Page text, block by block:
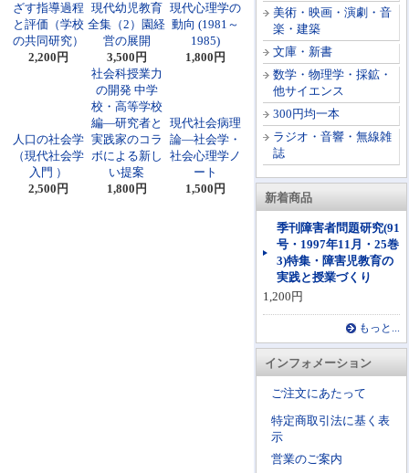
美術・映画・演劇・音
楽・建築
文庫・新書
数学・物理学・採鉱・
他サイエンス
300円均一本
ラジオ・音響・無線雑
誌
新着商品
季刊障害者問題研究(91
号・1997年11月・25巻
3)特集・障害児教育の
実践と授業づくり
1,200円
もっと...
インフォメーション
ご注文にあたって
特定商取引法に基く表
示
営業のご案内
ざす指導過程
と評価（学校
の共同研究）
2,200円
現代幼児教育
全集（2）園経
営の展開
3,500円
現代心理学の
動向 (1981～
1985)
1,800円
人口の社会学
（現代社会学
入門 ）
2,500円
社会科授業力
の開発 中学
校・高等学校
編―研究者と
実践家のコラ
ボによる新し
い提案
1,800円
現代社会病理
論―社会学・
社会心理学ノ
ート
1,500円